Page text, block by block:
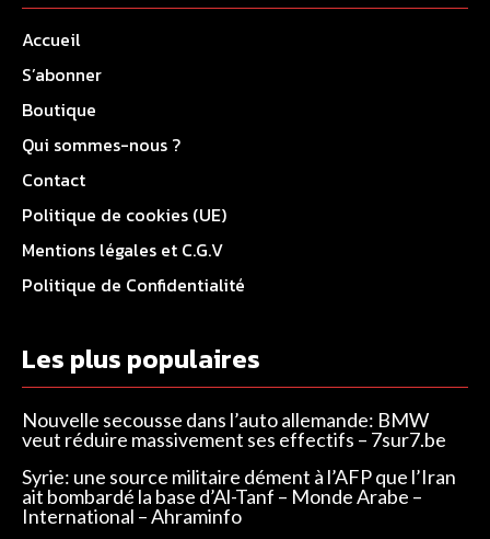
Accueil
S’abonner
Boutique
Qui sommes-nous ?
Contact
Politique de cookies (UE)
Mentions légales et C.G.V
Politique de Confidentialité
Les plus populaires
Nouvelle secousse dans l’auto allemande: BMW
veut réduire massivement ses effectifs – 7sur7.be
Syrie: une source militaire dément à l’AFP que l’Iran
ait bombardé la base d’Al-Tanf – Monde Arabe –
International – Ahraminfo